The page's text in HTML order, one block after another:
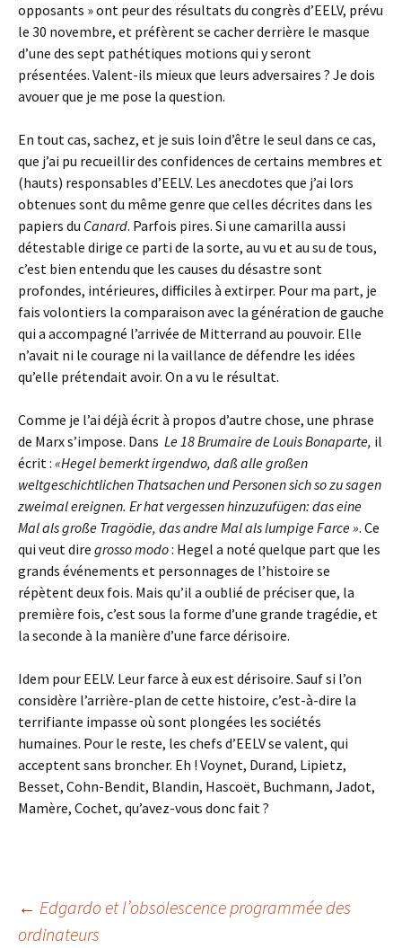
opposants » ont peur des résultats du congrès d’EELV, prévu
le 30 novembre, et préfèrent se cacher derrière le masque
d’une des sept pathétiques motions qui y seront
présentées. Valent-ils mieux que leurs adversaires ? Je dois
avouer que je me pose la question.
En tout cas, sachez, et je suis loin d’être le seul dans ce cas,
que j’ai pu recueillir des confidences de certains membres et
(hauts) responsables d’EELV. Les anecdotes que j’ai lors
obtenues sont du même genre que celles décrites dans les
papiers du Canard. Parfois pires. Si une camarilla aussi
détestable dirige ce parti de la sorte, au vu et au su de tous,
c’est bien entendu que les causes du désastre sont
profondes, intérieures, difficiles à extirper. Pour ma part, je
fais volontiers la comparaison avec la génération de gauche
qui a accompagné l’arrivée de Mitterrand au pouvoir. Elle
n’avait ni le courage ni la vaillance de défendre les idées
qu’elle prétendait avoir. On a vu le résultat.
Comme je l’ai déjà écrit à propos d’autre chose, une phrase
de Marx s’impose. Dans Le 18 Brumaire de Louis Bonaparte, il
écrit : «Hegel bemerkt irgendwo, daß alle großen
weltgeschichtlichen Thatsachen und Personen sich so zu sagen
zweimal ereignen. Er hat vergessen hinzuzufügen: das eine
Mal als große Tragödie, das andre Mal als lumpige Farce ». Ce
qui veut dire grosso modo: Hegel a noté quelque part que les
grands événements et personnages de l’histoire se
répètent deux fois. Mais qu’il a oublié de préciser que, la
première fois, c’est sous la forme d’une grande tragédie, et
la seconde à la manière d’une farce dérisoire.
Idem pour EELV. Leur farce à eux est dérisoire. Sauf si l’on
considère l’arrière-plan de cette histoire, c’est-à-dire la
terrifiante impasse où sont plongées les sociétés
humaines. Pour le reste, les chefs d’EELV se valent, qui
acceptent sans broncher. Eh ! Voynet, Durand, Lipietz,
Besset, Cohn-Bendit, Blandin, Hascoët, Buchmann, Jadot,
Mamère, Cochet, qu’avez-vous donc fait ?
Navigation
← Edgardo et l’obsolescence programmée des
ordinateurs